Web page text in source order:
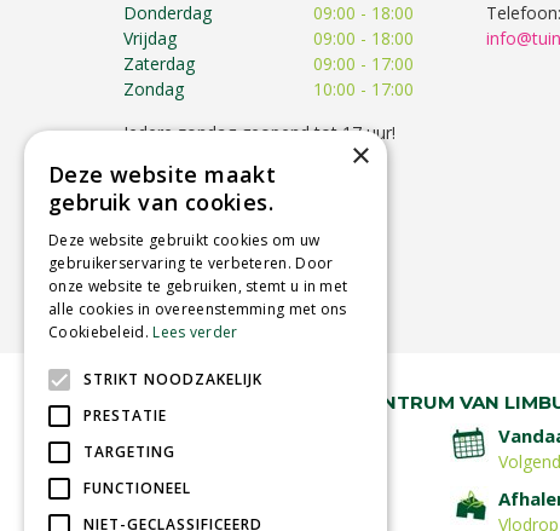
Donderdag
09:00 - 18:00
Vrijdag
09:00 - 18:00
Zaterdag
09:00 - 17:00
Zondag
10:00 - 17:00
Iedere zondag geopend tot 17 uur!
openingstijden afwijken!
Toon alle openingstijden
Telefoon:
RUIM 30 JAAR HÉT TUINCENTRUM VAN
Betaal veilig
met iDeal - Wero
×
Deze website maakt
gebruik van cookies.
Deze website gebruikt cookies om uw
gebruikerservaring te verbeteren. Door
onze website te gebruiken, stemt u in met
alle cookies in overeenstemming met ons
Cookiebeleid.Lees verder
STRIKT NOODZAKELIJK
PRESTATIE
TARGETING
FUNCTIONEEL
NIET-GECLASSIFICEERD